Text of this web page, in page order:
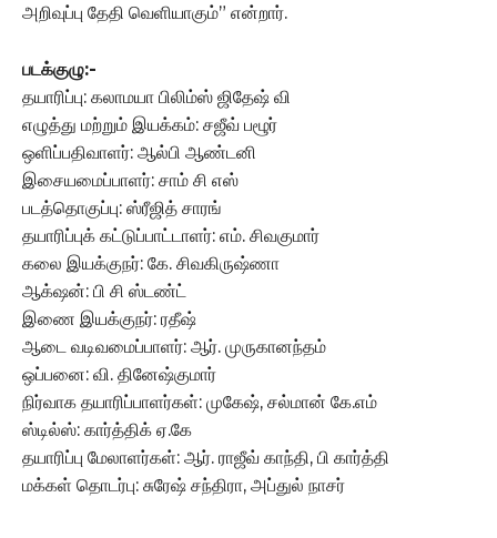
அறிவுப்பு தேதி வெளியாகும்” என்றார்.
படக்குழு:-
தயாரிப்பு: கலாமயா பிலிம்ஸ் ஜிதேஷ் வி
எழுத்து மற்றும் இயக்கம்: சஜீவ் பழூர்
ஒளிப்பதிவாளர்: ஆல்பி ஆண்டனி
இசையமைப்பாளர்: சாம் சி எஸ்
படத்தொகுப்பு: ஸ்ரீஜித் சாரங்
தயாரிப்புக் கட்டுப்பாட்டாளர்: எம். சிவகுமார்
கலை இயக்குநர்: கே. சிவகிருஷ்ணா
ஆக்‌ஷன்: பி சி ஸ்டண்ட்
இணை இயக்குநர்: ரதீஷ்
ஆடை வடிவமைப்பாளர்: ஆர். முருகானந்தம்
ஒப்பனை: வி. தினேஷ்குமார்
நிர்வாக தயாரிப்பாளர்கள்: முகேஷ், சல்மான் கே.எம்
ஸ்டில்ஸ்: கார்த்திக் ஏ.கே
தயாரிப்பு மேலாளர்கள்: ஆர். ராஜீவ் காந்தி, பி கார்த்தி
மக்கள் தொடர்பு: சுரேஷ் சந்திரா, அப்துல் நாசர்